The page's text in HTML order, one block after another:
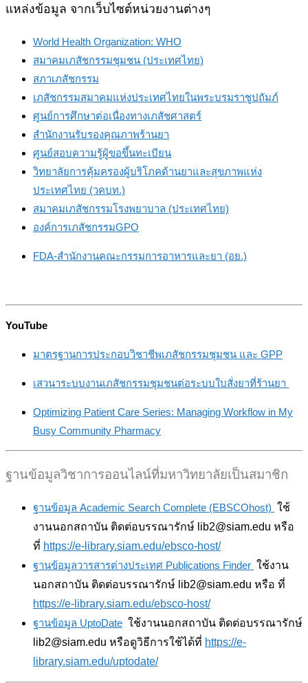
แหล่งข้อมูล จากเว็บไซต์หน่วยงานต่างๆ
World Health Organization: WHO
สมาคมเภสัชกรรมชุมชน (ประเทศไทย)
สภาเภสัชกรรม
เภสัชกรรมสมาคมแห่งประเทศไทยในพระบรมราชูปถัมภ์
ศูนย์การศึกษาต่อเนื่องทางเภสัชศาสตร์
สำนักงานรับรองคุณภาพร้านยา
ศูนย์สอบความรู้ผู้ขอขึ้นทะเบียน
วิทยาลัยการคุ้มครองผู้บริโภคด้านยาและสุขภาพแห่ง
ประเทศไทย (วคบท.)
สมาคมเภสัชกรรมโรงพยาบาล (ประเทศไทย)
องค์การเภสัชกรรมGPO
FDA-สำนักงานคณะกรรมการอาหารและยา (อย.)
YouTube
มาตรฐานการประกอบวิชาชีพเภสัชกรรมชุมชน และ GPP
เสวนาระบบงานเภสัชกรรมชุมชนต่อระบบใบสั่งยาที่ร้านยา
Optimizing Patient Care Series: Managing Workflow in My
Busy Community Pharmacy
ฐานข้อมูลวิชาการออนไลน์ที่มหาวิทยาลัยเป็นสมาชิก
ฐานข้อมูล Academic Search Complete (EBSCOhost) ใช้
งานนอกสถาบัน ติดต่อบรรณารักษ์ lib2@siam.edu หรือ
ที่ https://e-library.siam.edu/ebsco-host/
ฐานข้อมูลวารสารต่างประเทศ Publications Finder ใช้งาน
นอกสถาบัน ติดต่อบรรณารักษ์ lib2@siam.edu หรือ ที่
https://e-library.siam.edu/ebsco-host/
ฐานข้อมูล UptoDate ใช้งานนอกสถาบัน ติดต่อบรรณารักษ์
lib2@siam.edu หรือดูวิธีการใช้ได้ที่ https://e-
library.siam.edu/uptodate/